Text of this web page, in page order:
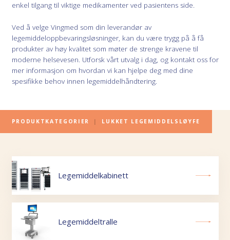
enkel tilgang til viktige medikamenter ved pasientens side.
Ved å velge Vingmed som din leverandør av
legemiddeloppbevaringsløsninger, kan du være trygg på å få
produkter av høy kvalitet som møter de strenge kravene til
moderne helsevesen. Utforsk vårt utvalg i dag, og kontakt oss for
mer informasjon om hvordan vi kan hjelpe deg med dine
spesifikke behov innen legemiddelhåndtering.
PRODUKTKATEGORIER | LUKKET LEGEMIDDELSLØYFE
Legemiddelkabinett
Legemiddeltralle